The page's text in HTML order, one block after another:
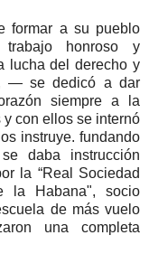
formar a su pueblo
honroso y
lucha del derecho y
— se dedicó a dar
siempre a la
con ellos se internó
instruye. fundando
daba instrucción
la “Real Sociedad
la Habana", socio
de más vuelo
una completa